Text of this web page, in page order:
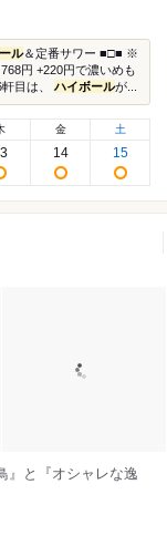
ル＆定番サワー ■□■ ※
円 +220円で濃いめも
目は、 ハイボールが...
金
14
土
15
』と『オシャレな逸